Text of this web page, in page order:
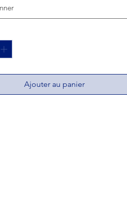
Ajouter au panier